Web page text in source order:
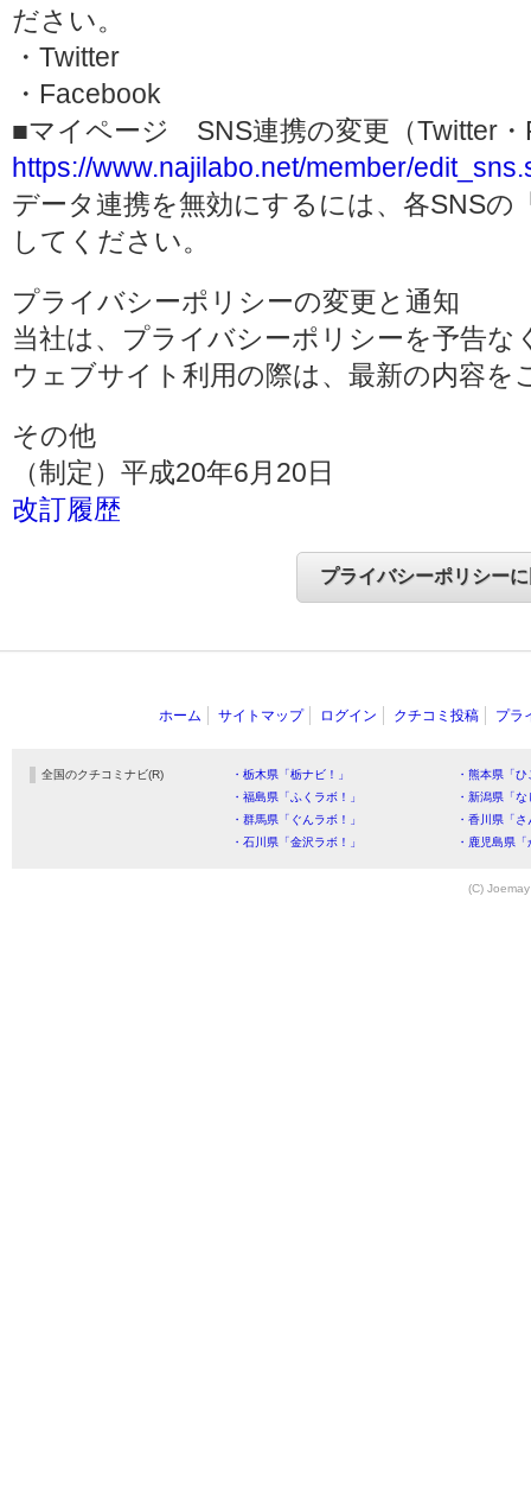
ださい。
・Twitter
・Facebook
■マイページ SNS連携の変更（Twitter・
https://www.najilabo.net/member/
データ連携を無効にするには、各SNS
してください。
プライバシーポリシーの変更と通知
当社は、プライバシーポリシーを予告
ウェブサイト利用の際は、最新の内容を
その他
（制定）平成20年6月20日
改訂履歴
ホーム サイトマップ ログイン クチコミ投稿 プラ
全国のクチコミナビ(R) ・栃木県「栃ナビ！」
・熊本県「
・福島県「ふくラボ！」
・新潟県「
・群馬県「ぐんラボ！」
・香川県「
・石川県「金沢ラボ！」
・鹿児島県
(C)